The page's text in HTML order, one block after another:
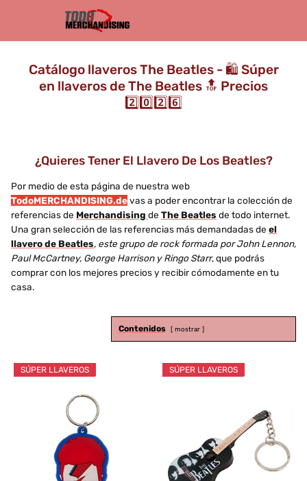
Catálogo llaveros The Beatles - 🛍️ Súper
en llaveros de The Beatles 🔝 Precios
2️⃣0️⃣2️⃣6️⃣
¿Quieres Tener El Llavero De Los Beatles?
Por medio de esta página de nuestra web
TodoMERCHANDISING.devas a poder encontrar la colección de
referencias de Merchandising de The Beatles de todo internet.
Una gran selección de las referencias más demandadas de el
llavero de Beatles, este grupo de rock formada por John Lennon,
Paul McCartney, George Harrison y Ringo Starr, que podrás
comprar con los mejores precios y recibir cómodamente en tu
casa.
Contenidos mostrar
SÚPER LLAVEROS SÚPER LLAVEROS